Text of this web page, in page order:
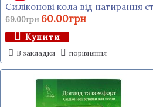
Силіконові кола від натирання
69.00грн 60.00грн
Купити
В закладки порівняння